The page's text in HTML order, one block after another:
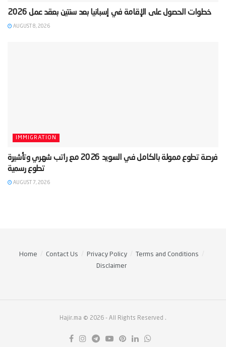
‫خطوات الحصول على الإقامة في إسبانيا بعد سنتين بعقد عمل 2026‬
AUGUST 8, 2026
IMMIGRATION
‫فرصة تطوع ممولة بالكامل في السويد 2026 مع راتب شهري وتأشيرة
تطوع رسمية‬
AUGUST 7, 2026
Home Contact Us Privacy Policy
Terms and Conditions
Disclaimer
Hajir.ma © 2026 - All Rights Reserved .